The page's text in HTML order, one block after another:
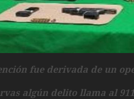
fue derivada de un
algún delito llama al